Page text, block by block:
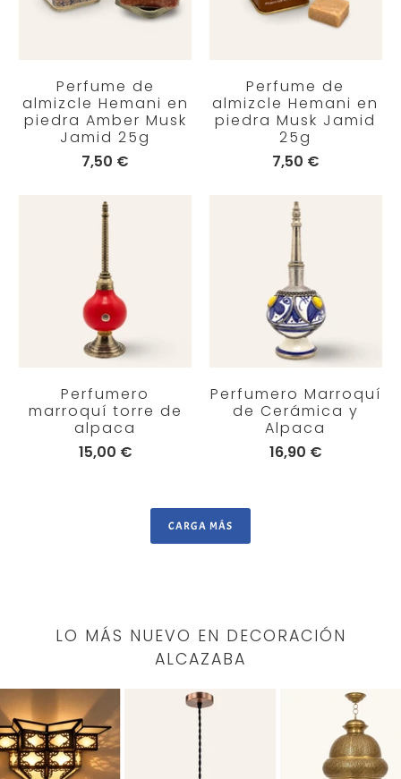
Perfume de
almizcle Hemani en
piedra Amber Musk
Jamid 25g
7,50 €
Perfume de
almizcle Hemani en
piedra Musk Jamid
25g
7,50 €
Perfumero
marroquí torre de
alpaca
15,00 €
Perfumero Marroquí
de Cerámica y
Alpaca
16,90 €
CARGA MÁS
LO MÁS NUEVO EN DECORACIÓN
ALCAZABA